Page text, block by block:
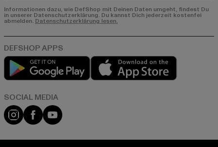
Informationen dazu, wie DefShop mit Deinen Daten umgeht, findest Du
in unserer Datenschutzerklärung. Du kannst Dich jederzeit kostenfei
abmelden. Datenschutzerklärung lesen.
Play market
Instagram
FacebookYouTube